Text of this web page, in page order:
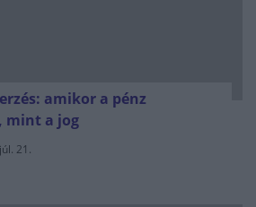
amikor a pénz
mint a jog
21.